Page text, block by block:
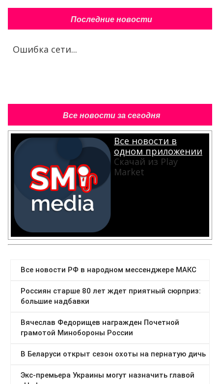
Последние новости
Ошибка сети...
Все новости за сегодня
Все новости в
одном приложении
Скачай из Play
Market